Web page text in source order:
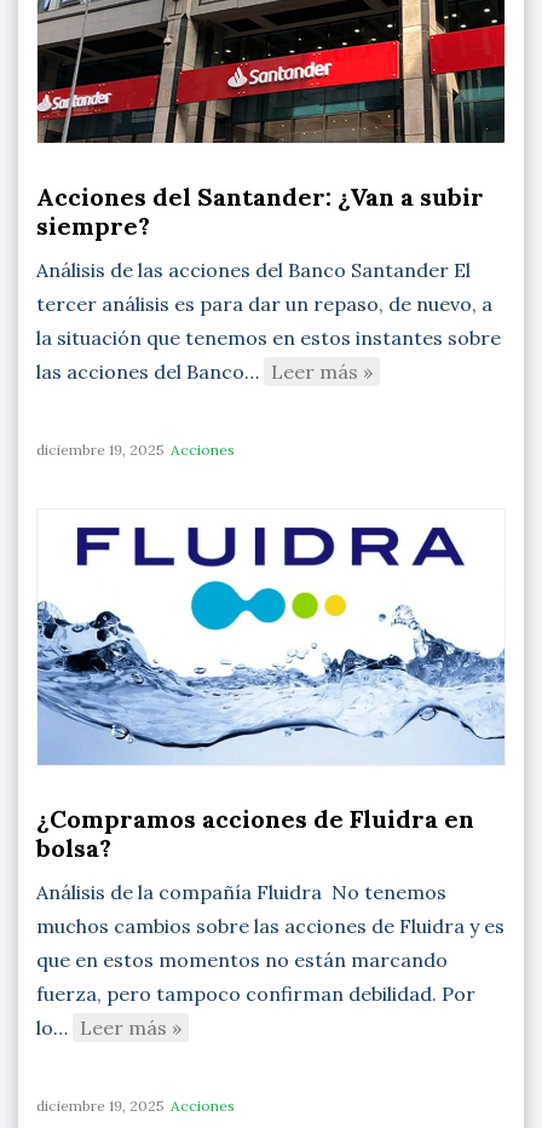
Acciones del Santander: ¿Van a subir
siempre?
Análisis de las acciones del Banco Santander El
tercer análisis es para dar un repaso, de nuevo, a
la situación que tenemos en estos instantes sobre
las acciones del Banco… Leer más »
diciembre 19, 2025 Acciones
¿Compramos acciones de Fluidra en
bolsa?
Análisis de la compañía Fluidra No tenemos
muchos cambios sobre las acciones de Fluidra y es
que en estos momentos no están marcando
fuerza, pero tampoco confirman debilidad. Por
lo… Leer más »
diciembre 19, 2025 Acciones